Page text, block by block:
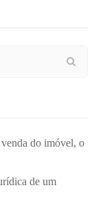
do imóvel, o
de um